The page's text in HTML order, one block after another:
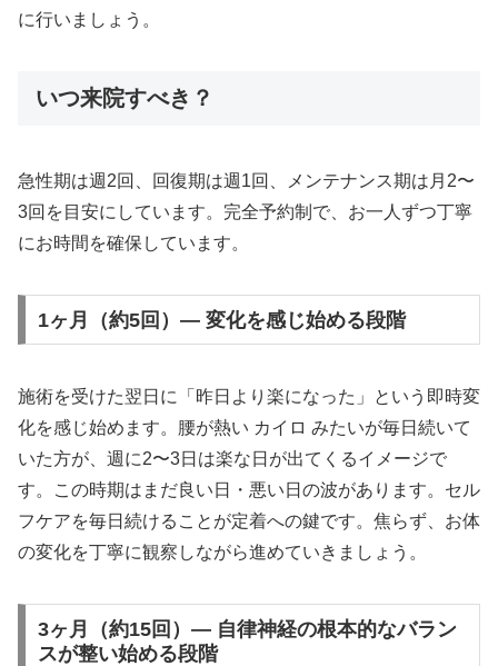
に行いましょう。
いつ来院すべき？
急性期は週2回、回復期は週1回、メンテナンス期は月2〜
3回を目安にしています。完全予約制で、お一人ずつ丁寧
にお時間を確保しています。
1ヶ月（約5回）— 変化を感じ始める段階
施術を受けた翌日に「昨日より楽になった」という即時変
化を感じ始めます。腰が熱い カイロ みたいが毎日続いて
いた方が、週に2〜3日は楽な日が出てくるイメージで
す。この時期はまだ良い日・悪い日の波があります。セル
フケアを毎日続けることが定着への鍵です。焦らず、お体
の変化を丁寧に観察しながら進めていきましょう。
3ヶ月（約15回）— 自律神経の根本的なバラン
スが整い始める段階